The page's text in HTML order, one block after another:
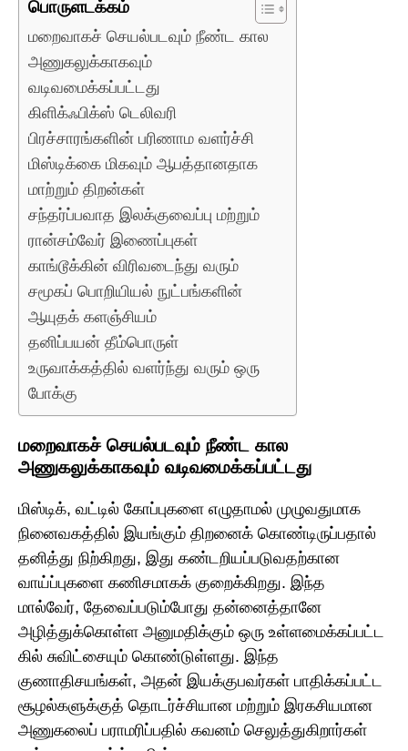
பொருளடக்கம்
மறைவாகச் செயல்படவும் நீண்ட கால
அணுகலுக்காகவும்
வடிவமைக்கப்பட்டது
கிளிக்ஃபிக்ஸ் டெலிவரி
பிரச்சாரங்களின் பரிணாம வளர்ச்சி
மிஸ்டிக்கை மிகவும் ஆபத்தானதாக
மாற்றும் திறன்கள்
சந்தர்ப்பவாத இலக்குவைப்பு மற்றும்
ரான்சம்வேர் இணைப்புகள்
காங்டூக்கின் விரிவடைந்து வரும்
சமூகப் பொறியியல் நுட்பங்களின்
ஆயுதக் களஞ்சியம்
தனிப்பயன் தீம்பொருள்
உருவாக்கத்தில் வளர்ந்து வரும் ஒரு
போக்கு
மறைவாகச் செயல்படவும் நீண்ட கால
அணுகலுக்காகவும் வடிவமைக்கப்பட்டது
மிஸ்டிக், வட்டில் கோப்புகளை எழுதாமல் முழுவதுமாக
நினைவகத்தில் இயங்கும் திறனைக் கொண்டிருப்பதால்
தனித்து நிற்கிறது, இது கண்டறியப்படுவதற்கான
வாய்ப்புகளை கணிசமாகக் குறைக்கிறது. இந்த
மால்வேர், தேவைப்படும்போது தன்னைத்தானே
அழித்துக்கொள்ள அனுமதிக்கும் ஒரு உள்ளமைக்கப்பட்ட
கில் சுவிட்சையும் கொண்டுள்ளது. இந்த
குணாதிசயங்கள், அதன் இயக்குபவர்கள் பாதிக்கப்பட்ட
சூழல்களுக்குத் தொடர்ச்சியான மற்றும் இரகசியமான
அணுகலைப் பராமரிப்பதில் கவனம் செலுத்துகிறார்கள்